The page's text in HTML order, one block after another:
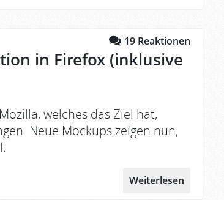
19 Reaktionen
in Firefox (inklusive
welches das Ziel hat,
Neue Mockups zeigen nun,
Weiterlesen